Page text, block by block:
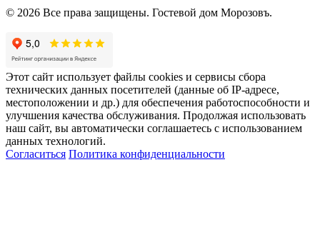
© 2026 Все права защищены. Гостевой дом Морозовъ.
Этот сайт использует файлы cookies и сервисы сбора
технических данных посетителей (данные об IP-адресе,
местоположении и др.) для обеспечения работоспособности и
улучшения качества обслуживания. Продолжая использовать
наш сайт, вы автоматически соглашаетесь с использованием
данных технологий.
Согласиться Политика конфиденциальности